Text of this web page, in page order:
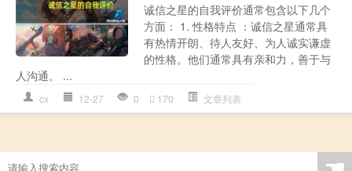
诚信之星的自我评价通常包含以下几个
方面： 1. 性格特点 ：诚信之星通常具
有热情开朗、待人友好、为人诚实谦虚
的性格。他们通常具有亲和力，善于与
人沟通。 ...
cx 12-27 0 170 文章列表